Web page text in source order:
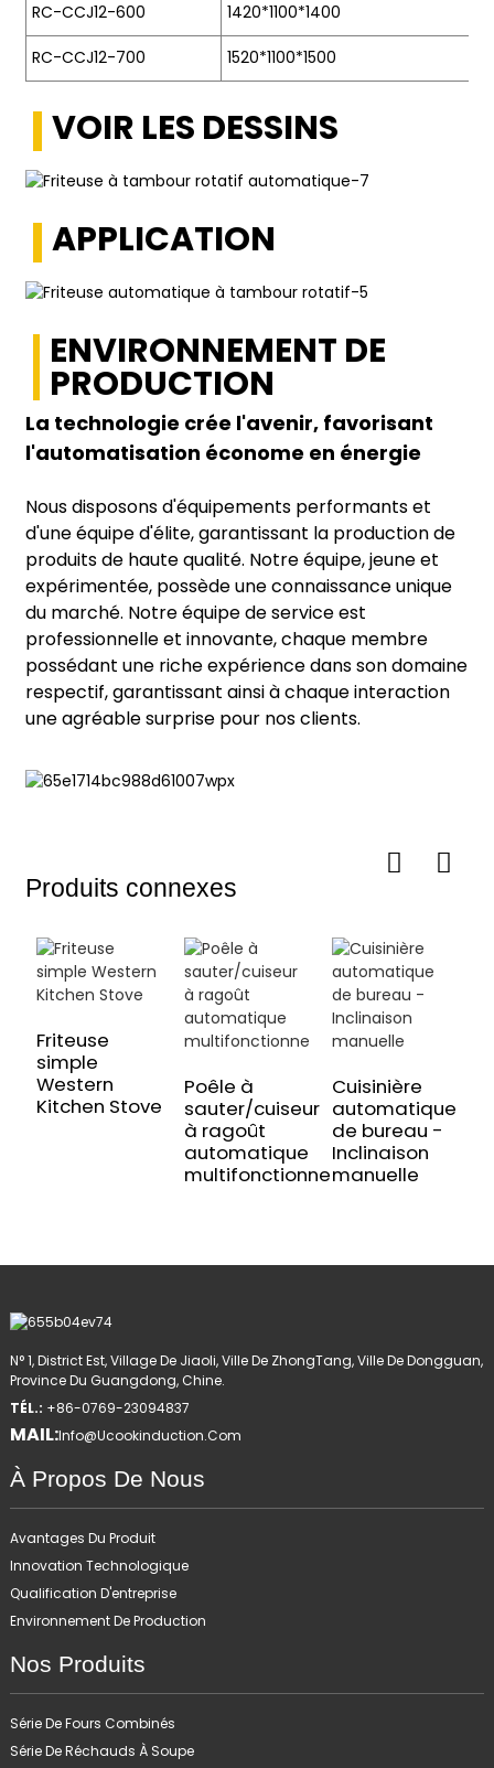
RC-CCJ12-600 1420*1100*1400
RC-CCJ12-700 1520*1100*1500
VOIR LES DESSINS
APPLICATION
ENVIRONNEMENT DE
PRODUCTION
La technologie crée l'avenir, favorisant
l'automatisation économe en énergie
Nous disposons d'équipements performants et
d'une équipe d'élite, garantissant la production de
produits de haute qualité. Notre équipe, jeune et
expérimentée, possède une connaissance unique
du marché. Notre équipe de service est
professionnelle et innovante, chaque membre
possédant une riche expérience dans son domaine
respectif, garantissant ainsi à chaque interaction
une agréable surprise pour nos clients.
Produits connexes
Friteuse
simple
Western
Kitchen Stove
Poêle à
sauter/cuiseur
à ragoût
automatique
multifonctionnel
Cuisinière
automatique
de bureau -
Inclinaison
manuelle
N° 1, District Est, Village De Jiaoli, Ville De ZhongTang, Ville De Dongguan,
Province Du Guangdong, Chine.
TÉL.: +86-0769-23094837
MAIL:Info@ucookinduction.com
À Propos De Nous
Avantages Du Produit
Innovation Technologique
Qualification D'entreprise
Environnement De Production
Nos Produits
Série De Fours Combinés
Série De Réchauds À Soupe